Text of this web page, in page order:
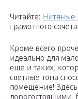
Читайте: Нитяные
грамотного
Кроме всего
идеально для
еще и таких,
светлые тона
помещение!
дорогостоящими,